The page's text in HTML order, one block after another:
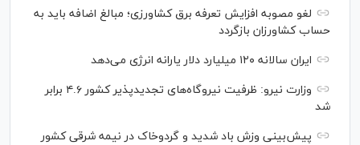
لغو مصوبه افزایش تعرفه برق کشاورزی؛ مبالغ اضافه باید به
حساب کشاورزان بازگردد
ایران سالانه ۱۲۰ میلیارد دلار یارانه انرژی می‌دهد
وزارت نیرو: ظرفیت نیروگاه‌های تجدیدپذیر کشور ۴.۶ برابر
شد
پیش‌بینی وزش باد شدید و گردوخاک در نیمه شرقی کشور